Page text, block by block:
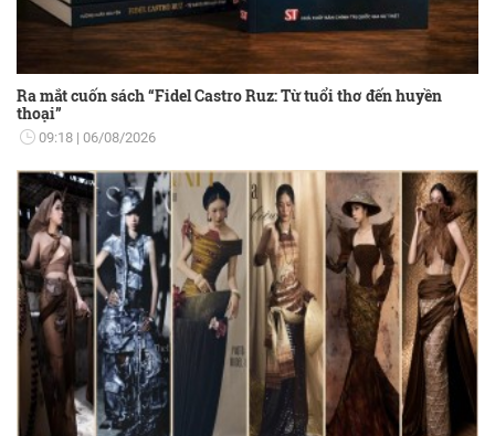
Ra mắt cuốn sách “Fidel Castro Ruz: Từ tuổi thơ đến huyền
thoại”
09:18 06/08/2026